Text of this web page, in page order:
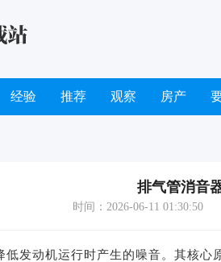
经验 推荐 观察 房产
排气管消音
时间：2026-06-11 01:30:50
发动机运行时产生的噪音。其核心